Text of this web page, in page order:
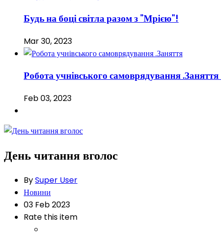
Будь на боці світла разом з "Мрією"!
Mar 30, 2023
Робота учнівського самоврядування
Feb 03, 2023
День читання вголос
BySuper User
Новини
03 Feb 2023
Rate this item